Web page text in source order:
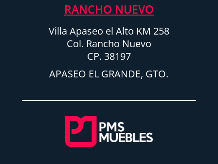
RANCHO NUEVO
Villa Apaseo el Alto KM 258
Col. Rancho Nuevo
CP. 38197
APASEO EL GRANDE, GTO.